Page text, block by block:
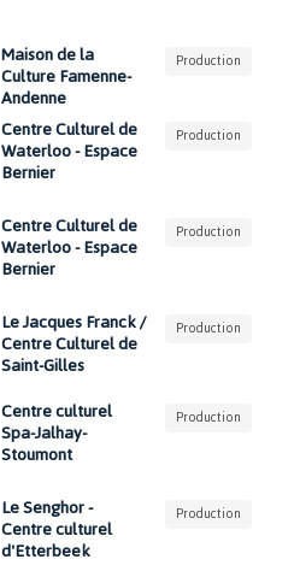
Maison de la
Culture Famenne-
Andenne
Production
Centre Culturel de
Waterloo - Espace
Bernier
Production
Centre Culturel de
Waterloo - Espace
Bernier
Production
Le Jacques Franck /
Centre Culturel de
Saint-Gilles
Production
Centre culturel
Spa-Jalhay-
Stoumont
Production
Le Senghor -
Centre culturel
d'Etterbeek
Production